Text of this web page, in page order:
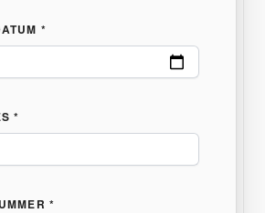
*
*
*